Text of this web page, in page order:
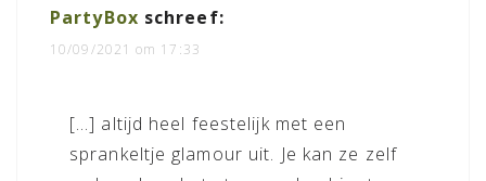
PartyBox schreef:
10/09/2021 om 17:33
[…] altijd heel feestelijk met een
sprankeltje glamour uit. Je kan ze zelf